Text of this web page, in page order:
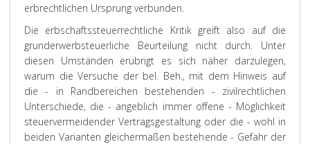
erbrechtlichen Ursprung verbunden.
Die erbschaftssteuerrechtliche Kritik greift also auf die
grunderwerbsteuerliche Beurteilung nicht durch. Unter
diesen Umständen erübrigt es sich näher darzulegen,
warum die Versuche der bel. Beh., mit dem Hinweis auf
die - in Randbereichen bestehenden - zivilrechtlichen
Unterschiede, die - angeblich immer offene - Möglichkeit
steuervermeidender Vertragsgestaltung oder die - wohl in
beiden Varianten gleichermaßen bestehende - Gefahr der